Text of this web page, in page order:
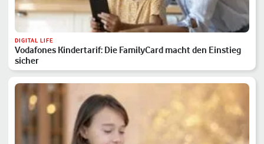
DIGITAL LIFE
Vodafones Kindertarif: Die FamilyCard macht den Einstieg
sicher